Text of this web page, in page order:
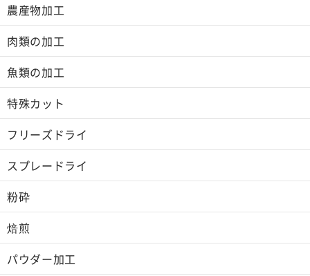
農産物加工
肉類の加工
魚類の加工
特殊カット
フリーズドライ
スプレードライ
粉砕
焙煎
パウダー加工